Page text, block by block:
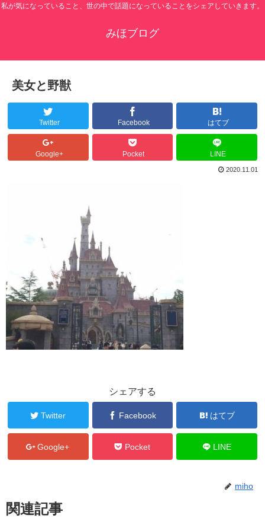
私が気になっていること、世の中で話題になっていることをシェアしていきます。
みほブログ
美女と野獣
Twitter Facebook はてブ
Google+ Pocket LINE
2020.11.01
シェアする
Twitter Facebook はてブ
Google+ Pocket LINE
miho
関連記事